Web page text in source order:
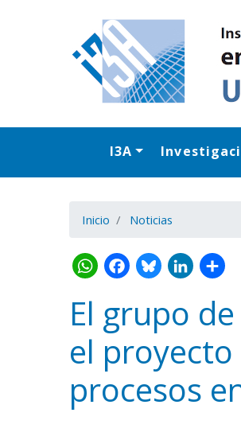
I3A
Inicio Noticias
El grupo
el
procesos